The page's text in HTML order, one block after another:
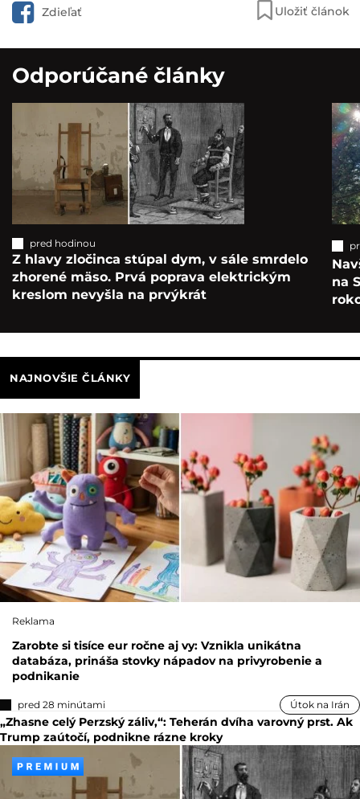
Zdieľať Uložiť článok
Odporúčané články
pred hodinou
Z hlavy zločinca stúpal dym, v sále smrdelo
zhorené mäso. Prvá poprava elektrickým
kreslom nevyšla na prvýkrát
na
NAJNOVŠIE ČLÁNKY
Reklama
Zarobte si tisíce eur ročne aj vy: Vznikla unikátna
databáza, prináša stovky nápadov na privyrobenie a
podnikanie
pred 28 minútami Útok na Irán
„Zhasne celý Perzský záliv,“: Teherán dvíha varovný prst. Ak
Trump zaútočí, podnikne rázne kroky